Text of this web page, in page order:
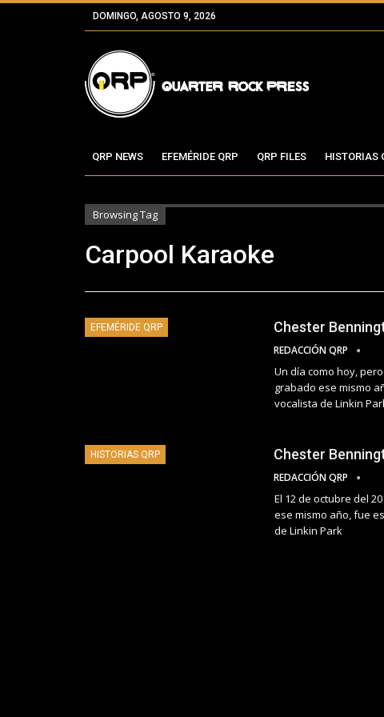
DOMINGO, AGOSTO 9, 2026
QRP NEWS EFEMÉRIDE QRP QRP FILES HISTORIAS
Browsing Tag
Carpool Karaoke
EFEMÉRIDE QRP Chester
REDACCIÓN QRP
Un día como hoy,
grabado ese mismo
vocalista de Linkin
HISTORIAS QRP Chester
REDACCIÓN QRP
El 12 de octubre del
ese mismo año, fue
de Linkin Park